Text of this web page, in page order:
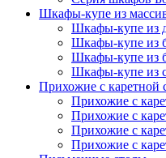
Шкафы-купе из
Шкафы-купе из
Шкафы-купе из
Шкафы-купе из
Шкафы-купе из
Прихожие с каретной
Прихожие с
Прихожие с
Прихожие с
Прихожие с